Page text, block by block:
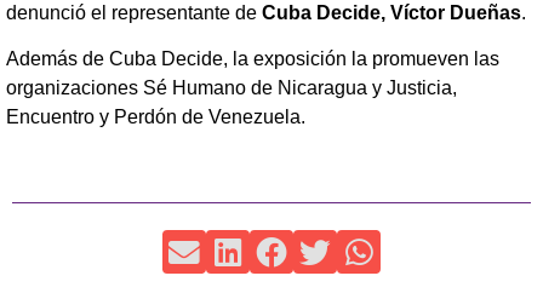
denunció el representante de Cuba Decide, Víctor Dueñas.
Además de Cuba Decide, la exposición la promueven las
organizaciones Sé Humano de Nicaragua y Justicia,
Encuentro y Perdón de Venezuela.